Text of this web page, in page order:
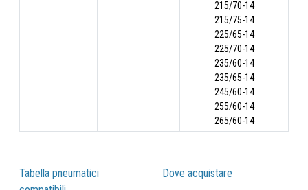
215/70-14
215/75-14
225/65-14
225/70-14
235/60-14
235/65-14
245/60-14
255/60-14
265/60-14
Tabella pneumatici
Dove acquistare